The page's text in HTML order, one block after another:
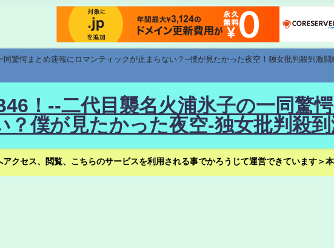
驚愕まとめ速報にロマンティックが止まらない？--僕が見たかった夜空！独女批判殺到激
！--二代目襲名火浦氷子の一同驚
？僕が見たかった夜空-独女批判殺
クセス、閲覧、こちらのサービスを利用される事でかろうじて運営できています＞